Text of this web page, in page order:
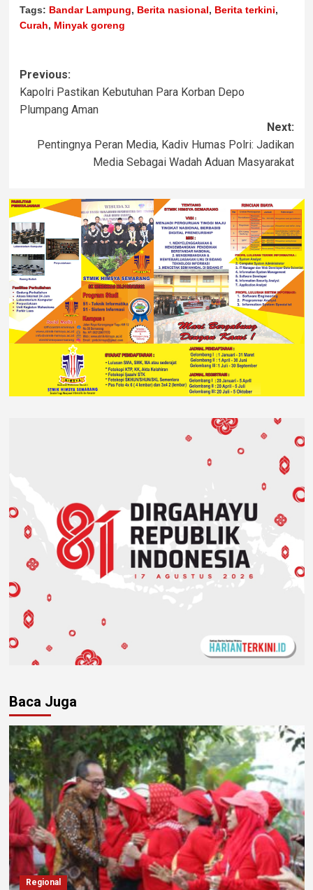
Tags: Bandar Lampung, Berita nasional, Berita terkini,
Curah, Minyak goreng
Previous:
Kapolri Pastikan Kebutuhan Para Korban Depo
Plumpang Aman
Next:
Pentingnya Peran Media, Kadiv Humas Polri: Jadikan
Media Sebagai Wadah Aduan Masyarakat
Baca Juga
Regional